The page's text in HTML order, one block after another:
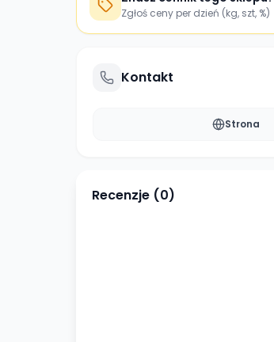
Zgłoś ceny per dzień (kg, szt, %)
Kontakt
Strona
Recenzje (0)